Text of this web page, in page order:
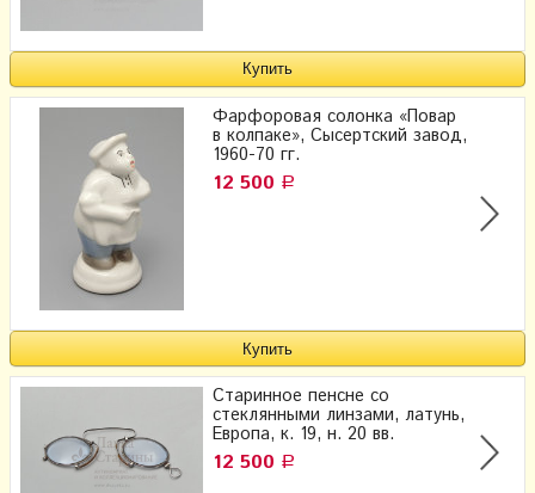
Фарфоровая солонка «Повар
в колпаке», Сысертский завод,
1960-70 гг.
12 500 Р
Старинное пенсне со
стеклянными линзами, латунь,
Европа, к. 19, н. 20 вв.
12 500 Р